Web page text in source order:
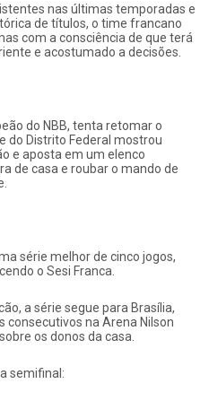
nas últimas temporadas e
de títulos, o time francano
com a consciência de que terá
e acostumado a decisões.
do NBB, tenta retomar o
do Distrito Federal mostrou
e aposta em um elenco
de casa e roubar o mando de
série melhor de cinco jogos,
o Sesi Franca.
a série segue para Brasília,
consecutivos na Arena Nilson
os donos da casa.
semifinal: